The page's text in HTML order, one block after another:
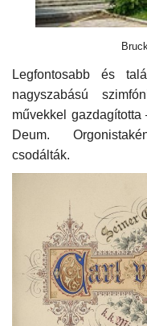
Legfontosabb és
nagyszabású
művekkel
Deum.
csodálták.